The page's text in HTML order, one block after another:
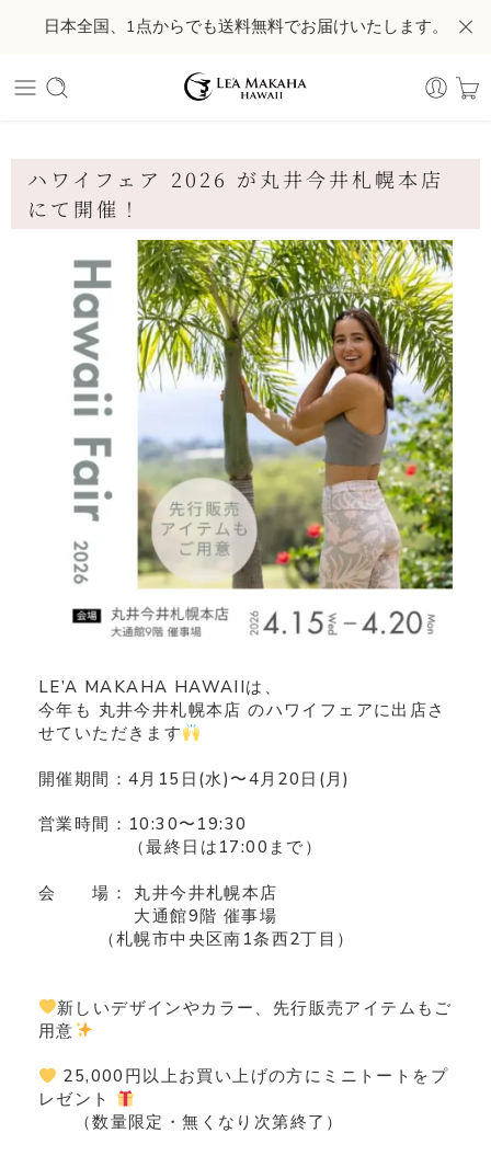
日本全国、1点からでも送料無料でお届けいたします。
ハワイフェア 2026 が丸井今井札幌本店
にて開催！
LE’A MAKAHA HAWAIIは、
今年も 丸井今井札幌本店 のハワイフェアに出店さ
せていただきます
開催期間：4月15日(水)〜4月20日(月)
営業時間：10:30〜19:30
（最終日は17:00まで）
会 場： 丸井今井札幌本店
大通館9階 催事場
（札幌市中央区南1条西2丁目）
新しいデザインやカラー、先行販売アイテムもご
用意
25,000円以上お買い上げの方にミニトートをプ
レゼント
（数量限定・無くなり次第終了）